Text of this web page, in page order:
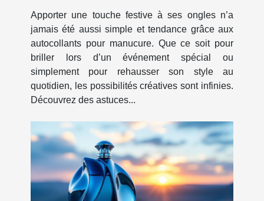
Apporter une touche festive à ses ongles n’a
jamais été aussi simple et tendance grâce aux
autocollants pour manucure. Que ce soit pour
briller lors d’un événement spécial ou
simplement pour rehausser son style au
quotidien, les possibilités créatives sont infinies.
Découvrez des astuces...